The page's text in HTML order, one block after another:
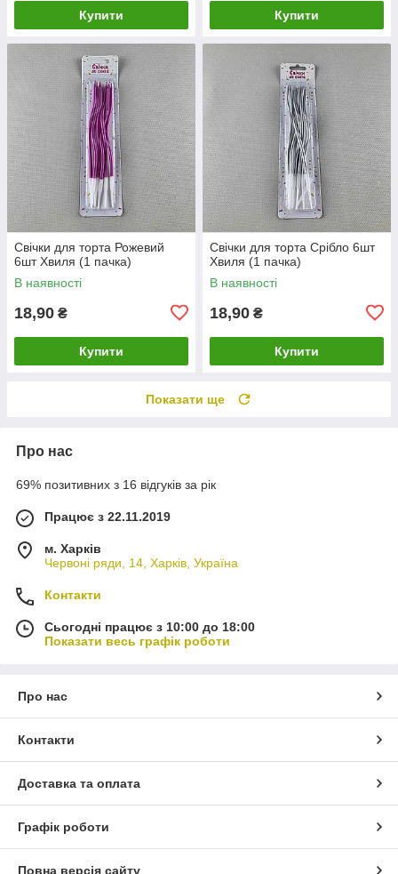
Купити Купити
Свічки для торта Рожевий
6шт Хвиля (1 пачка)
В наявності
18,90 ₴
Купити
Свічки для торта Срібло 6шт
Хвиля (1 пачка)
В наявності
18,90 ₴
Купити
Показати ще
Про нас
69% позитивних з 16 відгуків за рік
Працює з 22.11.2019
м. Харків
Червоні ряди, 14, Харків, Україна
Контакти
Сьогодні працює з 10:00 до 18:00
Показати весь графік роботи
Про нас
Контакти
Доставка та оплата
Графік роботи
Повна версія сайту